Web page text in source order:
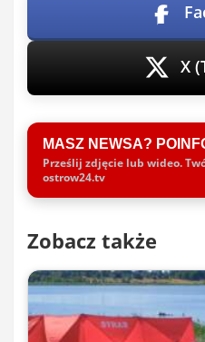
X
MASZ NEWSA?
Prześlij zdjęcie lub wideo.
ostrow24.tv
Zobacz także